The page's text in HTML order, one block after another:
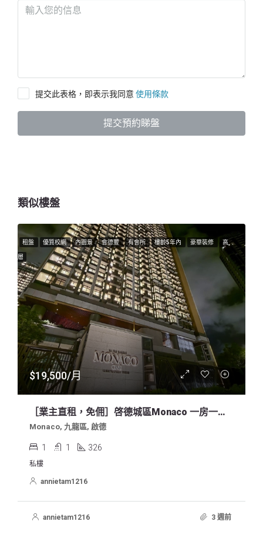
提交此表格，即表示我同意 使用條款
提交預約睇盤
類似樓盤
租盤 優質校網 內園景 會德豐 有會所 樓齡5年內 豪華裝修 高
層
$19,500/月
［業主直租，免佣］啓德城區Monaco 一房一廳招租
Monaco, 九龍區, 啟德
1 1 326
私樓
annietam1216
annietam1216 3 週前